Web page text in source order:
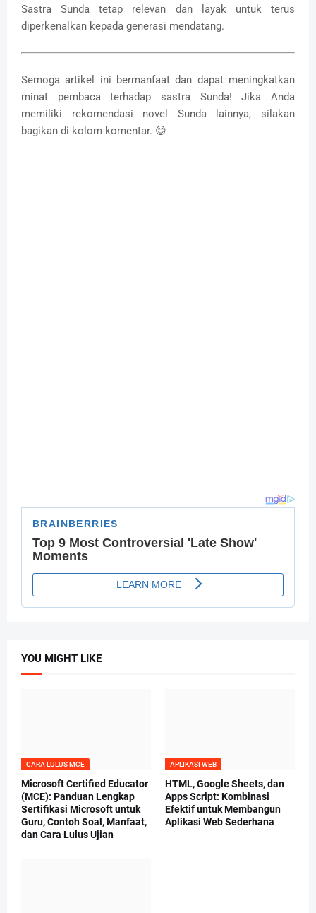
Sastra Sunda tetap relevan dan layak untuk terus
diperkenalkan kepada generasi mendatang.
Semoga artikel ini bermanfaat dan dapat meningkatkan
minat pembaca terhadap sastra Sunda! Jika Anda
memiliki rekomendasi novel Sunda lainnya, silakan
bagikan di kolom komentar. 😊
YOU MIGHT LIKE
CARA LULUS MCE
Microsoft Certified Educator
(MCE): Panduan Lengkap
Sertifikasi Microsoft untuk
Guru, Contoh Soal, Manfaat,
dan Cara Lulus Ujian
APLIKASI WEB
HTML, Google Sheets, dan
Apps Script: Kombinasi
Efektif untuk Membangun
Aplikasi Web Sederhana